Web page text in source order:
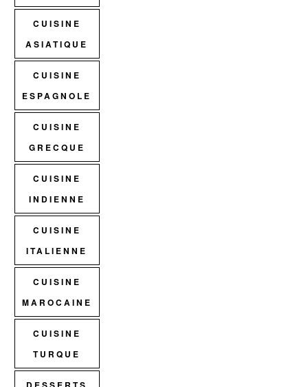
CUISINE
ASIATIQUE
CUISINE
ESPAGNOLE
CUISINE
GRECQUE
CUISINE
INDIENNE
CUISINE
ITALIENNE
CUISINE
MAROCAINE
CUISINE
TURQUE